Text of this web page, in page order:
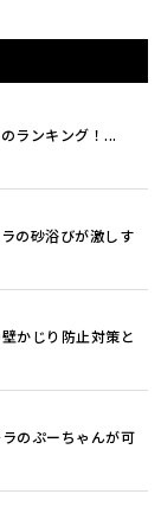
ランキング！...
の砂浴びが激しす
かじり防止対策と
のぷーちゃんが可